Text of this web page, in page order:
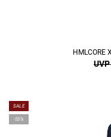
HMLCORE
SALE
-55%